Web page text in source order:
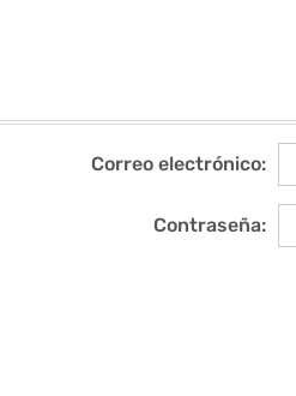
Correo electrónico:
Contraseña: